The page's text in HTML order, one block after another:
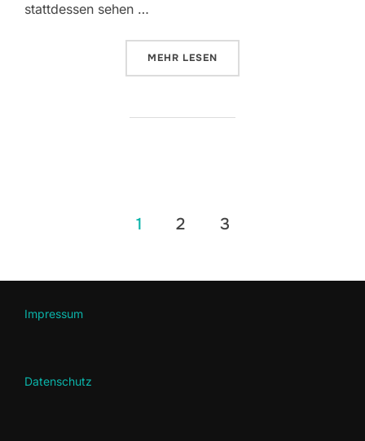
stattdessen sehen …
MEHR ÜBER „SO SOLLTE ES LÄNGST
LESEN
Seitennummerierung
1 2 3
Impressum
Datenschutz